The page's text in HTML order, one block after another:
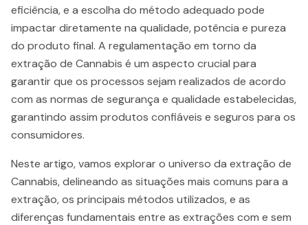
eficiência, e a escolha do método adequado pode
impactar diretamente na qualidade, potência e pureza
do produto final. A regulamentação em torno da
extração de Cannabis é um aspecto crucial para
garantir que os processos sejam realizados de acordo
com as normas de segurança e qualidade estabelecidas,
garantindo assim produtos confiáveis e seguros para os
consumidores.
Neste artigo, vamos explorar o universo da extração de
Cannabis, delineando as situações mais comuns para a
extração, os principais métodos utilizados, e as
diferenças fundamentais entre as extrações com e sem